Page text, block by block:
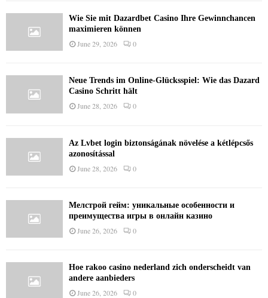
Wie Sie mit Dazardbet Casino Ihre Gewinnchancen
maximieren können
June 29, 2026 0
Neue Trends im Online-Glücksspiel: Wie das Dazard
Casino Schritt hält
June 28, 2026 0
Az Lvbet login biztonságának növelése a kétlépcsős
azonosítással
June 28, 2026 0
Мелстрой гейм: уникальные особенности и
преимущества игры в онлайн казино
June 26, 2026 0
Hoe rakoo casino nederland zich onderscheidt van
andere aanbieders
June 26, 2026 0